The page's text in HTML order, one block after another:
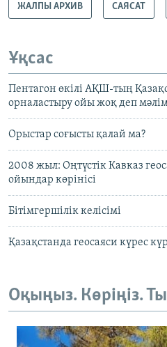
ЖАЛПЫ АРХИВ САЯСАТ
Ұқсас
Пентагон өкілі АҚШ-тың
орналастыру ойы жоқ деп
Орыстар соғысты қалай ма?
2008 жыл: Оңтүстік Кавказ
ойындар көрінісі
Бітімгершілік келісімі
Қазақстанда геосаяси күрес
Оқыңыз. Көріңіз.